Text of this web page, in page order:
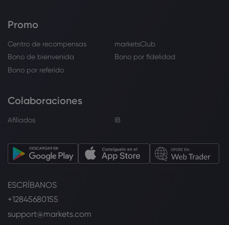
Promo
Centro de recompensas
marketsClub
Bono de bienvenida
Bono por fidelidad
Bono por referido
Colaboraciones
Afiliados IB
ESCRÍBANOS
+12845680155
support@markets.com